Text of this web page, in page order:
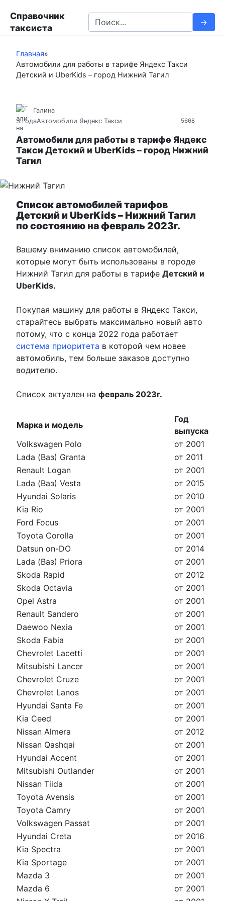
у
Справочник
таксиста
e
c
h
:
Главная»
Автомобили для работы в тарифе Яндекс Такси
Детский и UberKids – город Нижний Тагил
5668
Галина
3 годаАвтомобили Яндекс Такси
Автомобили для работы в тарифе Яндекс
Такси Детский и UberKids – город Нижний
Тагил
Список автомобилей тарифов
Детский и UberKids – Нижний Тагил
по состоянию на февраль 2023г.
Вашему вниманию список автомобилей,
которые могут быть использованы в городе
Нижний Тагил для работы в тарифе Детский и
UberKids.
Покупая машину для работы в Яндекс Такси,
старайтесь выбрать максимально новый авто
потому, что с конца 2022 года работает
система приоритета в которой чем новее
автомобиль, тем больше заказов доступно
водителю.
Список актуален на февраль 2023г.
Марка и модель
Год
выпуска
Volkswagen Polo
от 2001
Lada (Ваз) Granta
от 2011
Renault Logan
от 2001
Lada (Ваз) Vesta
от 2015
Hyundai Solaris
от 2010
Kia Rio
от 2001
Ford Focus
от 2001
Toyota Corolla
от 2001
Datsun on-DO
от 2014
Lada (Ваз) Priora
от 2001
Skoda Rapid
от 2012
Skoda Octavia
от 2001
Opel Astra
от 2001
Renault Sandero
от 2001
Daewoo Nexia
от 2001
Skoda Fabia
от 2001
Chevrolet Lacetti
от 2001
Mitsubishi Lancer
от 2001
Chevrolet Cruze
от 2001
Chevrolet Lanos
от 2001
Hyundai Santa Fe
от 2001
Kia Ceed
от 2001
Nissan Almera
от 2012
Nissan Qashqai
от 2001
Hyundai Accent
от 2001
Mitsubishi Outlander
от 2001
Nissan Tiida
от 2001
Toyota Avensis
от 2001
Toyota Camry
от 2001
Volkswagen Passat
от 2001
Hyundai Creta
от 2016
Kia Spectra
от 2001
Kia Sportage
от 2001
Mazda 3
от 2001
Mazda 6
от 2001